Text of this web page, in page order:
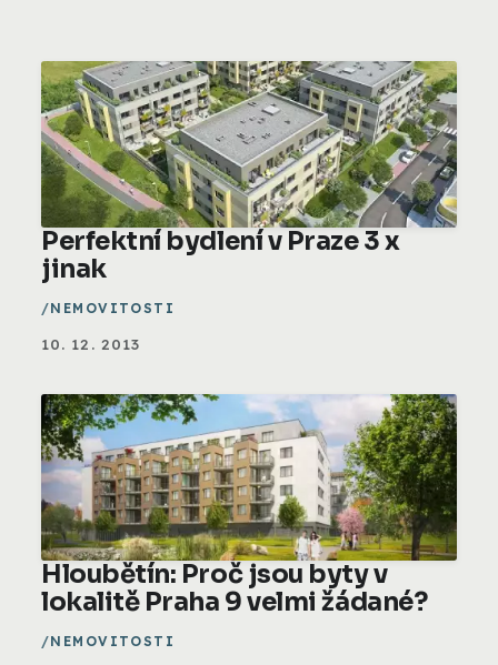
Perfektní bydlení v Praze 3 x
jinak
NEMOVITOSTI
10. 12. 2013
Hloubětín: Proč jsou byty v
lokalitě Praha 9 velmi žádané?
NEMOVITOSTI